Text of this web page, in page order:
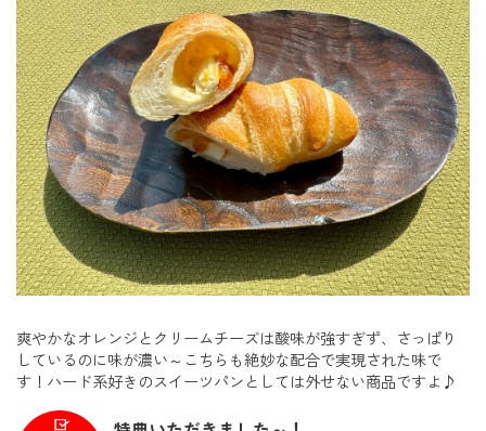
爽やかなオレンジとクリームチーズは酸味が強すぎず、さっぱり
しているのに味が濃い～こちらも絶妙な配合で実現された味で
す！ハード系好きのスイーツパンとしては外せない商品ですよ♪